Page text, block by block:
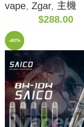
vape, Zgar, 主機
$288.00
-40%